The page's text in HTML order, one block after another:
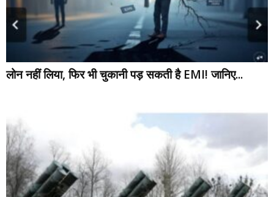
लोन नहीं लिया, फिर भी चुकानी पड़ सकती है EMI! जानिए...